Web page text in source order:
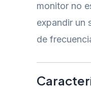
monitor no
expandir un
de